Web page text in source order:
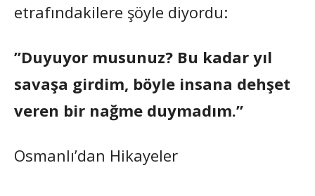
etrafındakilere şöyle diyordu:
”Duyuyor musunuz? Bu kadar yıl
savaşa girdim, böyle insana dehşet
veren bir nağme duymadım.”
Osmanlı’dan Hikayeler